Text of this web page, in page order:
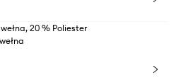
20 % Poliester